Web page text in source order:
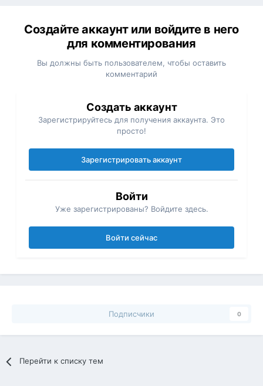
Создайте аккаунт или войдите в него
для комментирования
Вы должны быть пользователем, чтобы оставить
комментарий
Создать аккаунт
Зарегистрируйтесь для получения аккаунта. Это
просто!
Зарегистрировать аккаунт
Войти
Уже зарегистрированы? Войдите здесь.
Войти сейчас
Подписчики 0
Перейти к списку тем